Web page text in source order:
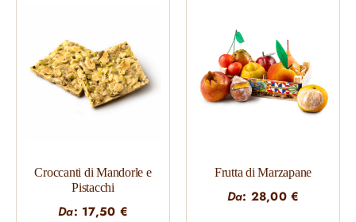
Croccanti di Mandorle e
Pistacchi
Da: 17,50 €
Frutta di Marzapane
Da: 28,00€